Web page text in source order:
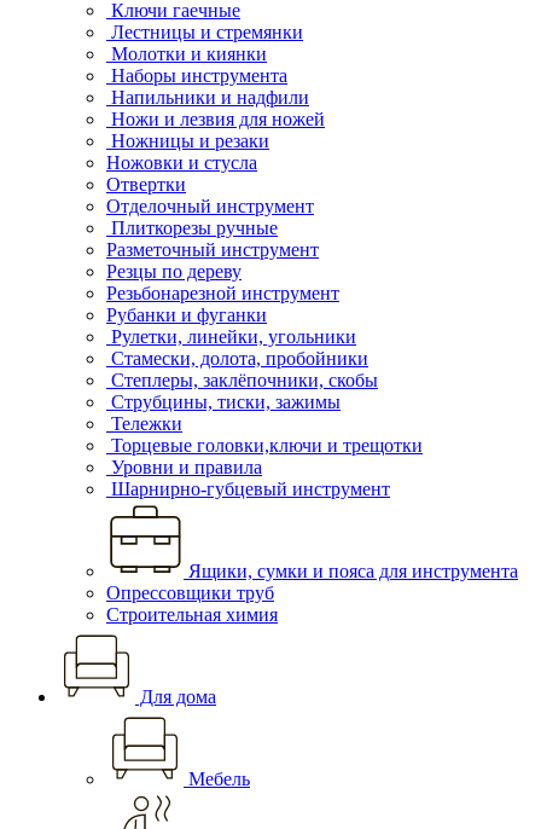
Ключи гаечные
Лестницы и стремянки
Молотки и киянки
Наборы инструмента
Напильники и надфили
Ножи и лезвия для ножей
Ножницы и резаки
Ножовки и стусла
Отвертки
Отделочный инструмент
Плиткорезы ручные
Разметочный инструмент
Резцы по дереву
Резьбонарезной инструмент
Рубанки и фуганки
Рулетки, линейки, угольники
Стамески, долота, пробойники
Степлеры, заклёпочники, скобы
Струбцины, тиски, зажимы
Тележки
Торцевые головки,ключи и трещотки
Уровни и правила
Шарнирно-губцевый инструмент
Ящики, сумки и пояса для инструмента
Опрессовщики труб
Строительная химия
Для дома
Мебель